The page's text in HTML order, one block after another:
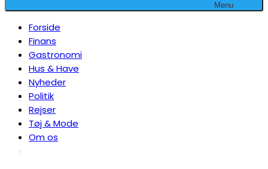
Menu
Forside
Finans
Gastronomi
Hus & Have
Nyheder
Politik
Rejser
Tøj & Mode
Om os